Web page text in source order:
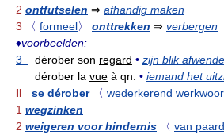
2 ontfutselen ⇒ afhandig maken
3
〈 formeel〉 onttrekken ⇒ verbergen
♦voorbeelden:
3
dérober son regard • zijn blik
dérober la vue à qn. • iemand het
II
se dérober 〈 wederkerend
1 wegzinken
2 weigeren voor hindernis 〈 van paard